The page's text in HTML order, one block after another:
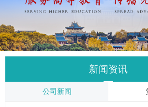
新闻资讯
公司新闻